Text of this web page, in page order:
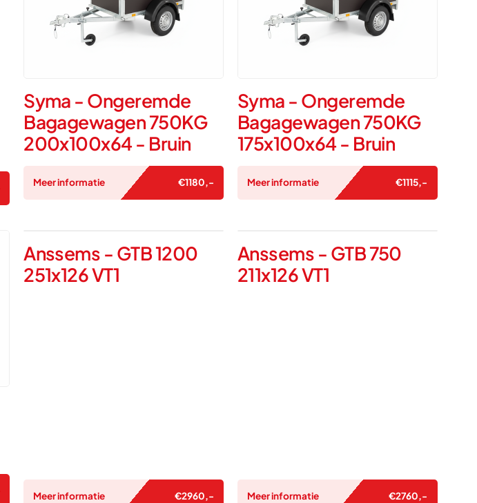
Syma - Ongeremde
Bagagewagen 750KG
200x100x64 - Bruin
Meer informatie €1180,-
Syma - Ongeremde
Bagagewagen 750KG
175x100x64 - Bruin
Meer informatie €1115,-
Anssems - GTB 1200
251x126 VT1
Meer informatie €2960,-
Anssems - GTB 750
211x126 VT1
Meer informatie €2760,-